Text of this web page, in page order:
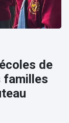
de
familles